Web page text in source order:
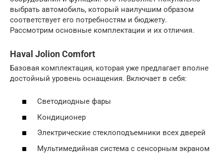
выбрать автомобиль, который наилучшим образом
соответствует его потребностям и бюджету.
Рассмотрим основные комплектации и их отличия.
Haval Jolion Comfort
Базовая комплектация, которая уже предлагает вполне
достойный уровень оснащения. Включает в себя:
Светодиодные фары
Кондиционер
Электрические стеклоподъемники всех дверей
Мультимедийная система с сенсорным экраном